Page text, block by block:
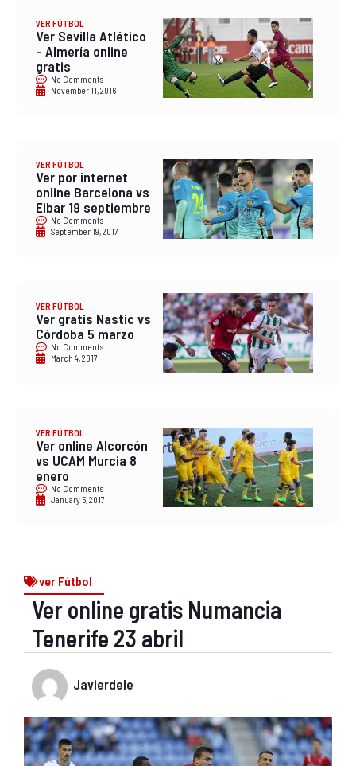
VER FÚTBOL
Ver Sevilla Atlético
– Almería online
gratis
No Comments
November 11, 2016
VER FÚTBOL
Ver por internet
online Barcelona vs
Eibar 19 septiembre
No Comments
September 19, 2017
VER FÚTBOL
Ver gratis Nastic vs
Córdoba 5 marzo
No Comments
March 4, 2017
VER FÚTBOL
Ver online Alcorcón
vs UCAM Murcia 8
enero
No Comments
January 5, 2017
ver Fútbol
Ver online gratis Numancia
Tenerife 23 abril
Javierdele